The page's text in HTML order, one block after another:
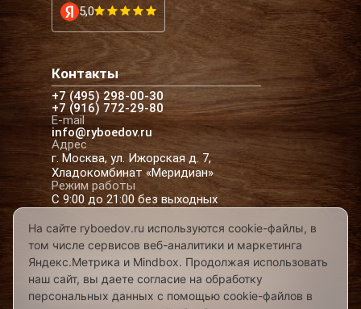
5,0
Контакты
+7 (495) 298-00-30
+7 (916) 772-29-80
E-mail
info@ryboedov.ru
Адрес
г. Москва, ул. Ижорская д. 7,
Хладокомбинат «Меридиан»
Режим работы
С 9:00 до 21:00 без выходных
© 2026,Рыбоедовъ— доставка рыбы и
морепродуктов в Москве
Предложения на сайте не являются офертой
Разработано в
На сайте ryboedov.ru используются cookie-файлы, в
том числе сервисов веб-аналитики и маркетинга
Яндекс.Метрика и Mindbox. Продолжая использовать
наш сайт, вы даете согласие на обработку
персональных данных с помощью cookie-файлов в